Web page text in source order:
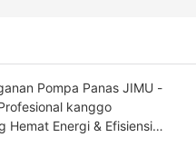
Pompa Panas JIMU -
kanggo
Hemat Energi & Efisiensi